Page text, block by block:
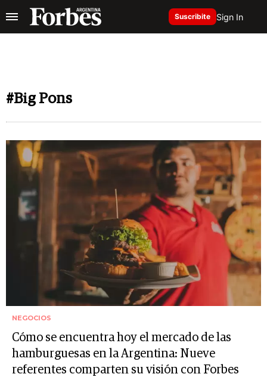
Suscribite Sign In
#Big Pons
NEGOCIOS
Cómo se encuentra hoy el mercado de las
hamburguesas en la Argentina: Nueve
referentes comparten su visión con Forbes